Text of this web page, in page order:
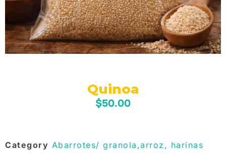
Quinoa
$50.00
Category Abarrotes/ granola,arroz, harinas